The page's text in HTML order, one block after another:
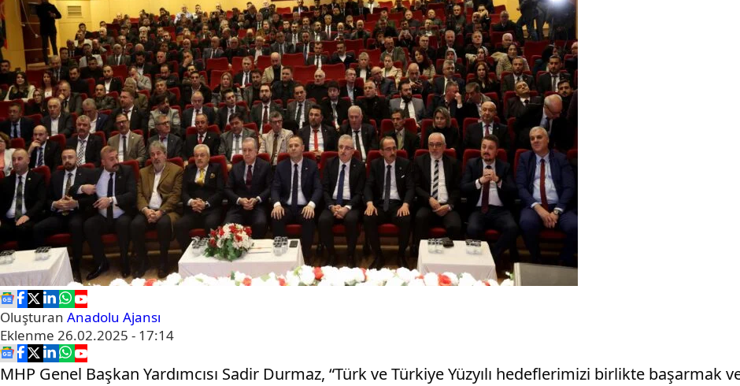
Oluşturan Anadolu Ajansı
Eklenme 26.02.2025 - 17:14
MHP Genel Başkan Yardımcısı Sadir Durmaz, “Türk ve Türkiye Yüzyılı hedeflerimizi birlikte başarmak